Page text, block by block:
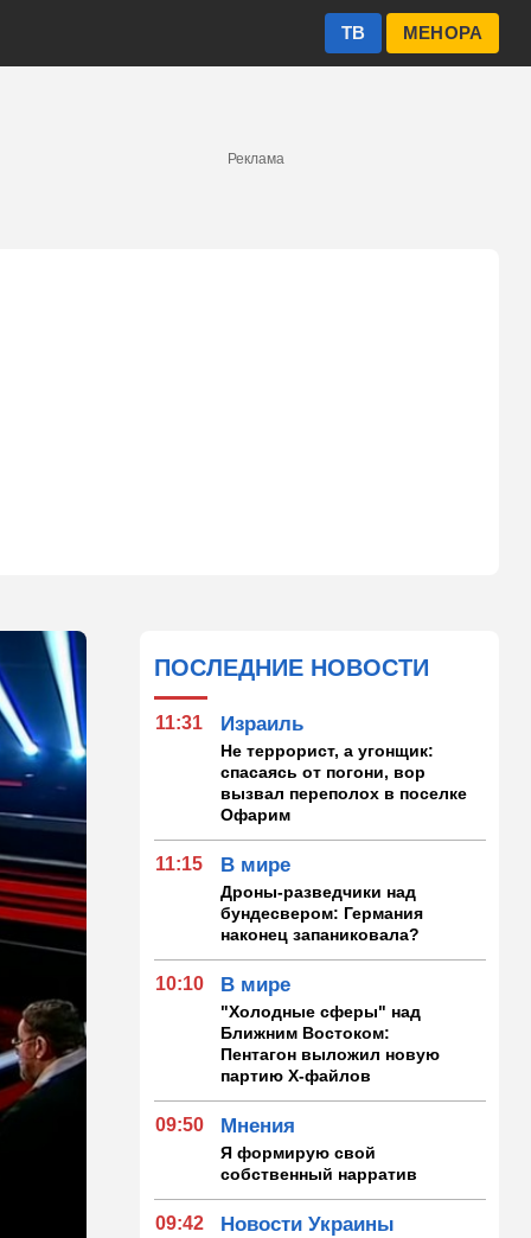
МЕНОРА
ТВ
Реклама
ПОСЛЕДНИЕ НОВОСТИ
11:31 Израиль
Не террорист, а угонщик:
спасаясь от погони, вор
вызвал переполох в поселке
Офарим
11:15 В мире
Дроны-разведчики над
бундесвером: Германия
наконец запаниковала?
10:10 В мире
"Холодные сферы" над
Ближним Востоком:
Пентагон выложил новую
партию Х-файлов
09:50 Мнения
Я формирую свой
собственный нарратив
09:42 Новости Украины